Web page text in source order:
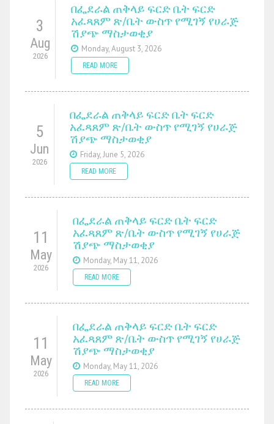
3
Aug
2026
በፌደራል ጠቅላይ ፍርድ ቤት ፍርድ
አፈጻጸም ጽ/ቤት ውስጥ የሚገኝ የሀራጅ
ሽያጭ ማስታወቂያ
Monday, August 3, 2026
READ MORE
5
Jun
2026
በፌደራል ጠቅላይ ፍርድ ቤት ፍርድ
አፈጻጸም ጽ/ቤት ውስጥ የሚገኝ የሀራጅ
ሽያጭ ማስታወቂያ
Friday, June 5, 2026
READ MORE
11
May
2026
በፌደራል ጠቅላይ ፍርድ ቤት ፍርድ
አፈጻጸም ጽ/ቤት ውስጥ የሚገኝ የሀራጅ
ሽያጭ ማስታወቂያ
Monday, May 11, 2026
READ MORE
11
May
2026
በፌደራል ጠቅላይ ፍርድ ቤት ፍርድ
አፈጻጸም ጽ/ቤት ውስጥ የሚገኝ የሀራጅ
ሽያጭ ማስታወቂያ
Monday, May 11, 2026
READ MORE